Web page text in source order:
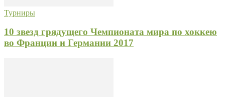
Турниры
10 звезд грядущего Чемпионата мира по хоккею
во Франции и Германии 2017